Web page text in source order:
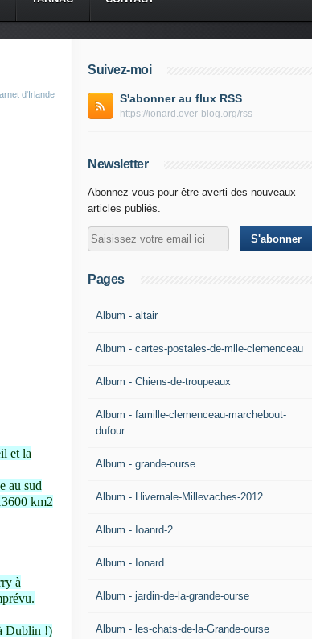
d'Irlande
et la
au sud
km2
à
Dublin !)
Suivez-moi
S'abonner au flux RSS
https://ionard.over-blog.org/rss
Newsletter
Abonnez-vous pour être averti des nouveaux
articles publiés.
Pages
Album - altair
Album - cartes-postales-de-mlle-clemenceau
Album - Chiens-de-troupeaux
Album - famille-clemenceau-marchebout-
dufour
Album - grande-ourse
Album - Hivernale-Millevaches-2012
Album - Ioanrd-2
Album - Ionard
Album - jardin-de-la-grande-ourse
Album - les-chats-de-la-Grande-ourse